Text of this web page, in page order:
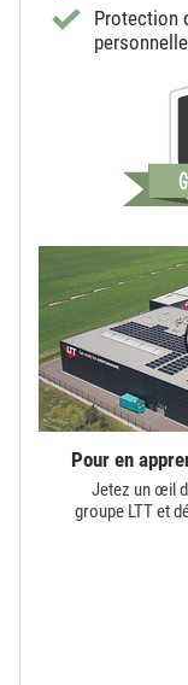
Protection
Pour en
Jetez un œil
groupe LTTet